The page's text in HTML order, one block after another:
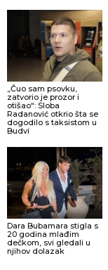
„Čuo sam psovku,
zatvorio je prozor i
otišao“: Sloba
Radanović otkrio šta se
dogodilo s taksistom u
Budvi
Dara Bubamara stigla s
20 godina mlađim
dečkom, svi gledali u
njihov dolazak